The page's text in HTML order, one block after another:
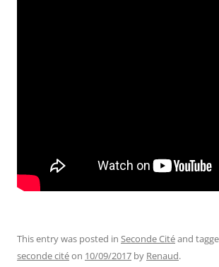
This entry was posted in Seconde Citéand
seconde citéon 10/09/2017 by Renaud.